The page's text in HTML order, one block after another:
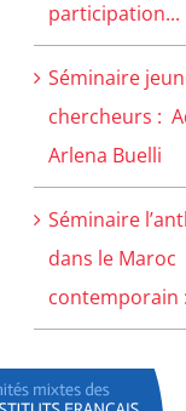
participation...
Séminaire
chercheurs :
Arlena Buelli
Séminaire
dans le Maroc
contemporain